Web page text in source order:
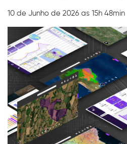
10 de Junho de 2026 as 15h 48min